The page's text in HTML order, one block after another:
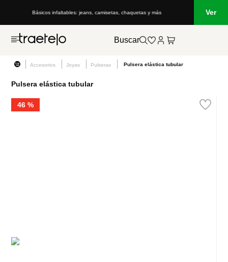
Básicos infaltables: jeans, camisetas, chaquetas y más Ver
Buscar
Accesorios Joyas Pulseras Pulsera elástica tubular
Pulsera elástica tubular
46 %